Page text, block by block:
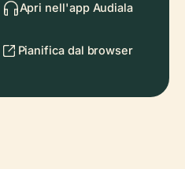
Apri nell'app Audiala
Pianifica dal browser